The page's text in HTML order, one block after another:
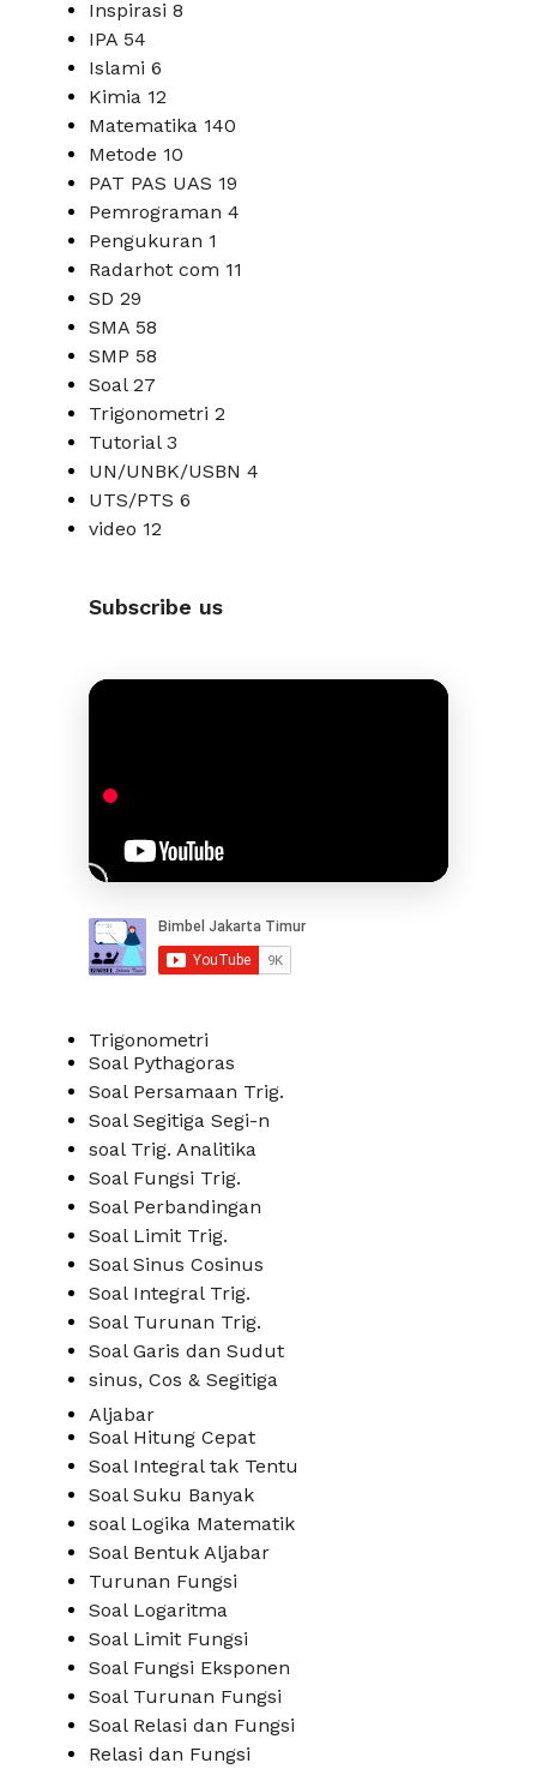
Inspirasi 8
IPA 54
Islami 6
Kimia 12
Matematika 140
Metode 10
PAT PAS UAS 19
Pemrograman 4
Pengukuran 1
Radarhot com 11
SD 29
SMA 58
SMP 58
Soal 27
Trigonometri 2
Tutorial 3
UN/UNBK/USBN 4
UTS/PTS 6
video 12
Subscribe us
Trigonometri
Soal Pythagoras
Soal Persamaan Trig.
Soal Segitiga Segi-n
soal Trig. Analitika
Soal Fungsi Trig.
Soal Perbandingan
Soal Limit Trig.
Soal Sinus Cosinus
Soal Integral Trig.
Soal Turunan Trig.
Soal Garis dan Sudut
sinus, Cos & Segitiga
Aljabar
Soal Hitung Cepat
Soal Integral tak Tentu
Soal Suku Banyak
soal Logika Matematik
Soal Bentuk Aljabar
Turunan Fungsi
Soal Logaritma
Soal Limit Fungsi
Soal Fungsi Eksponen
Soal Turunan Fungsi
Soal Relasi dan Fungsi
Relasi dan Fungsi